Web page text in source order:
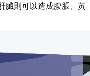
臟則可以造成腹脹、黃